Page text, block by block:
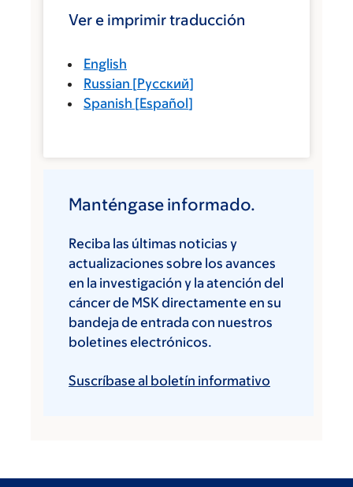
Ver e imprimir traducción
English
Russian [Русский]
Spanish [Español]
Manténgase informado.
Reciba las últimas noticias y
actualizaciones sobre los avances
en la investigación y la atención del
cáncer de MSK directamente en su
bandeja de entrada con nuestros
boletines electrónicos.
Suscríbase al boletín informativo